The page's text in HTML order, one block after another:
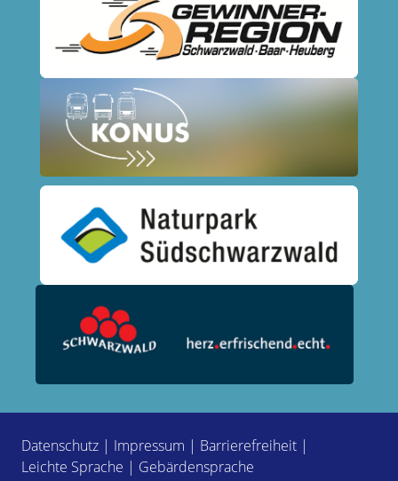
Datenschutz | Impressum | Barrierefreiheit |
Leichte Sprache | Gebärdensprache